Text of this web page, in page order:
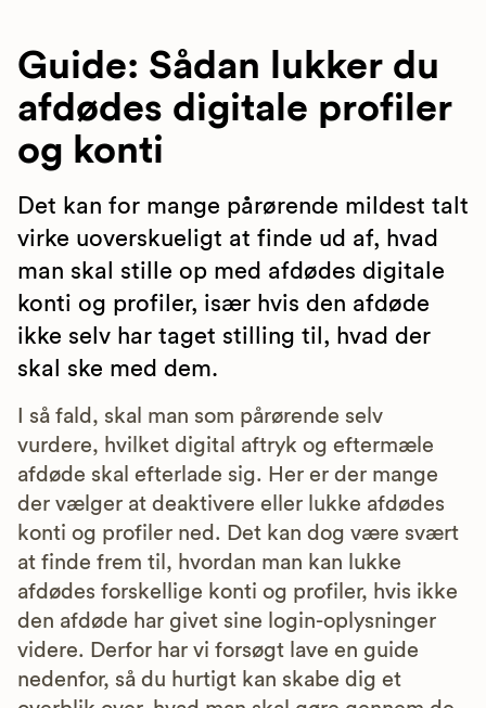
Guide: Sådan lukker du
afdødes digitale profiler
og konti
Det kan for mange pårørende mildest talt
virke uoverskueligt at finde ud af, hvad
man skal stille op med afdødes digitale
konti og profiler, især hvis den afdøde
ikke selv har taget stilling til, hvad der
skal ske med dem.
I så fald, skal man som pårørende selv
vurdere, hvilket digital aftryk og eftermæle
afdøde skal efterlade sig. Her er der mange
der vælger at deaktivere eller lukke afdødes
konti og profiler ned. Det kan dog være svært
at finde frem til, hvordan man kan lukke
afdødes forskellige konti og profiler, hvis ikke
den afdøde har givet sine login-oplysninger
videre. Derfor har vi forsøgt lave en guide
nedenfor, så du hurtigt kan skabe dig et